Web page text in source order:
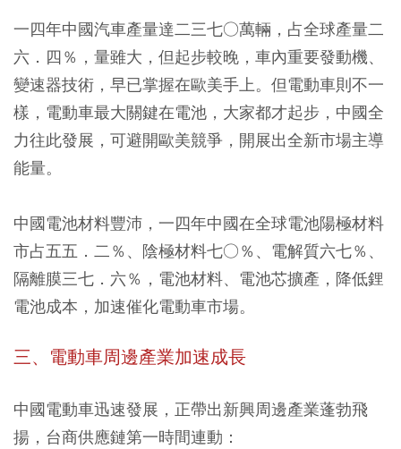
一四年中國汽車產量達二三七○萬輛，占全球產量二
六．四％，量雖大，但起步較晚，車內重要發動機、
變速器技術，早已掌握在歐美手上。但電動車則不一
樣，電動車最大關鍵在電池，大家都才起步，中國全
力往此發展，可避開歐美競爭，開展出全新市場主導
能量。
中國電池材料豐沛，一四年中國在全球電池陽極材料
市占五五．二％、陰極材料七○％、電解質六七％、
隔離膜三七．六％，電池材料、電池芯擴產，降低鋰
電池成本，加速催化電動車市場。
三、電動車周邊產業加速成長
中國電動車迅速發展，正帶出新興周邊產業蓬勃飛
揚，台商供應鏈第一時間連動：